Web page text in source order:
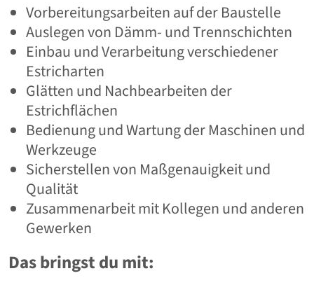
Vorbereitungsarbeiten auf der Baustelle
Auslegen von Dämm- und Trennschichten
Einbau und Verarbeitung verschiedener
Estricharten
Glätten und Nachbearbeiten der
Estrichflächen
Bedienung und Wartung der Maschinen und
Werkzeuge
Sicherstellen von Maßgenauigkeit und
Qualität
Zusammenarbeit mit Kollegen und anderen
Gewerken
Das bringst du mit: